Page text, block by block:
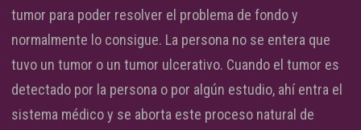
tumor para poder resolver el problema de fondo y
normalmente lo consigue. La persona no se entera que
tuvo un tumor o un tumor ulcerativo. Cuando el tumor es
detectado por la persona o por algún estudio, ahí entra el
sistema médico y se aborta este proceso natural de